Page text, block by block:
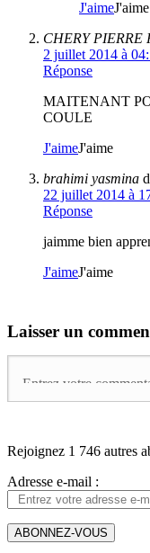
J'aimeJ'aime
CHERY PIERRE
2 juillet 2014 à
Réponse
MAITENANT
COULE
J'aimeJ'aime
brahimi yasmina
22 juillet 2014 à
Réponse
jaimme bien
J'aimeJ'aime
Laisser un
Rejoignez 1 746 autres
Adresse e-mail :
ABONNEZ-VOUS